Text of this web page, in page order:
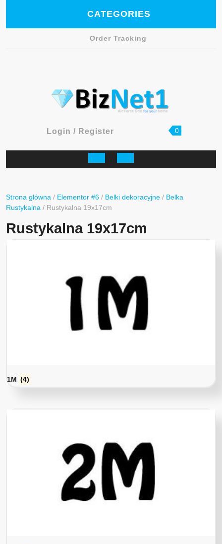
CATEGORIES
Order Tracking
Login / RegisterLogin
Register
shopping
0
Open
Strona główna / Elementor #6 / Belki dekoracyjne / Belka
Rustykalna / Rustykalna 19x17cm
Rustykalna 19x17cm
1M (4)